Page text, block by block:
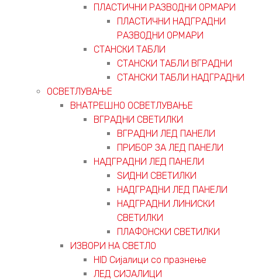
ПЛАСТИЧНИ РАЗВОДНИ ОРМАРИ
ПЛАСТИЧНИ НАДГРАДНИ
РАЗВОДНИ ОРМАРИ
СТАНСКИ ТАБЛИ
СТАНСКИ ТАБЛИ ВГРАДНИ
СТАНСКИ ТАБЛИ НАДГРАДНИ
ОСВЕТЛУВАЊЕ
ВНАТРЕШНО ОСВЕТЛУВАЊЕ
ВГРАДНИ СВЕТИЛКИ
ВГРАДНИ ЛЕД ПАНЕЛИ
ПРИБОР ЗА ЛЕД ПАНЕЛИ
НАДГРАДНИ ЛЕД ПАНЕЛИ
ЅИДНИ СВЕТИЛКИ
НАДГРАДНИ ЛЕД ПАНЕЛИ
НАДГРАДНИ ЛИНИСКИ
СВЕТИЛКИ
ПЛАФОНСКИ СВЕТИЛКИ
ИЗВОРИ НА СВЕТЛО
HID Сијалици со празнење
ЛЕД СИЈАЛИЦИ